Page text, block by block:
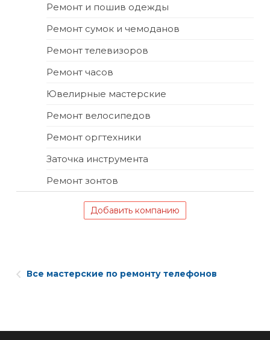
Ремонт и пошив одежды
Ремонт сумок и чемоданов
Ремонт телевизоров
Ремонт часов
Ювелирные мастерские
Ремонт велосипедов
Ремонт оргтехники
Заточка инструмента
Ремонт зонтов
Добавить компанию
Все мастерские по ремонту телефонов